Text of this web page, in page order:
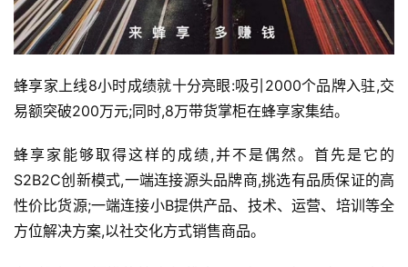
蜂享家上线8小时成绩就十分亮眼:吸引2000个品牌入驻,交
易额突破200万元;同时,8万带货掌柜在蜂享家集结。
蜂享家能够取得这样的成绩,并不是偶然。首先是它的
S2B2C创新模式,一端连接源头品牌商,挑选有品质保证的高
性价比货源;一端连接小B提供产品、技术、运营、培训等全
方位解决方案,以社交化方式销售商品。